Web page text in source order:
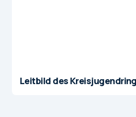
Leitbild des